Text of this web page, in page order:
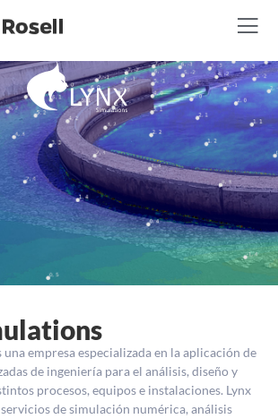
una empresa especializada en la aplicación de
de ingeniería para el análisis, diseño y
procesos, equipos e instalaciones. Lynx
de simulación numérica, análisis